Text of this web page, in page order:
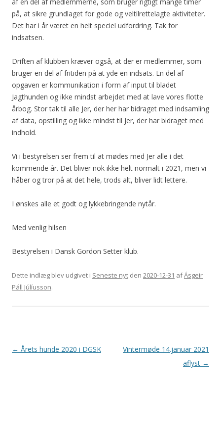
på, at sikre grundlaget for gode og veltilrettelagte aktiviteter.
Det har i år været en helt speciel udfordring. Tak for
indsatsen.
Driften af klubben kræver også, at der er medlemmer, som
bruger en del af fritiden på at yde en indsats. En del af
opgaven er kommunikation i form af input til bladet
Jagthunden og ikke mindst arbejdet med at lave vores flotte
årbog. Stor tak til alle Jer, der her har bidraget med indsamling
af data, opstilling og ikke mindst til Jer, der har bidraget med
indhold.
Vi i bestyrelsen ser frem til at mødes med Jer alle i det
kommende år. Det bliver nok ikke helt normalt i 2021, men vi
håber og tror på at det hele, trods alt, bliver lidt lettere.
I ønskes alle et godt og lykkebringende nytår.
Med venlig hilsen
Bestyrelsen i Dansk Gordon Setter klub.
Dette indlæg blev udgivet i Seneste nyt den 2020-12-31 afÁsgeir
Páll Júlíusson.
Indlægsnavigation
← Årets hunde 2020 i DGSK
Vintermøde 14.januar 2021
aflyst →